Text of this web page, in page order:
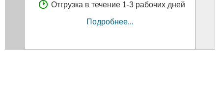
Отгрузка в течение 1-3 рабочих дней
Подробнее...